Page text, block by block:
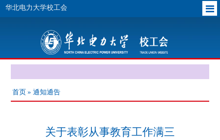
华北电力大学校工会
首页 » 通知通告
关于表彰从事教育工作满三